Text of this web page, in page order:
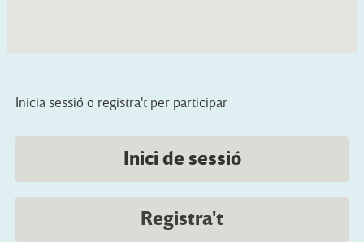
Inicia sessió o registra't per participar
Inici de sessió
Registra't